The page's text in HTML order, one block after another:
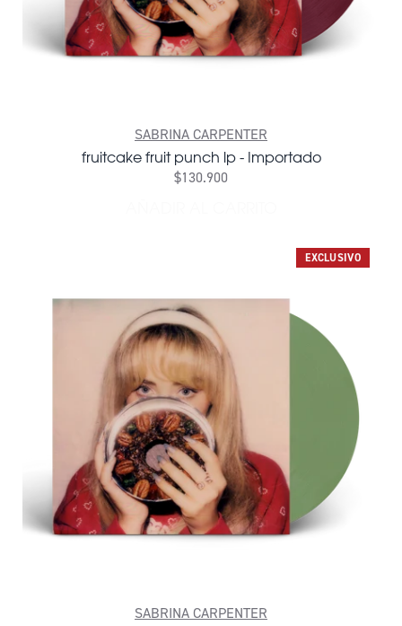
SABRINA CARPENTER
fruitcake fruit punch lp - Importado
$130.900
EXCLUSIVO
SABRINA CARPENTER